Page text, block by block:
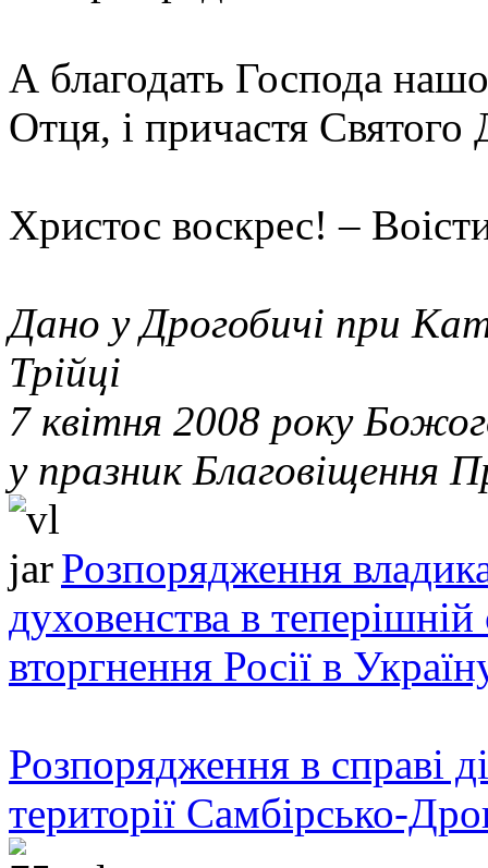
А благодать Господа
Отця, і причастя Святого
Христос воскрес! –
Дано у Дрогобичі при
Трійці
7 квітня 2008 року
у празник Благовіщення
Розпорядження
духовенства в теперішній
вторгнення Росії в
Розпорядження в справі
території Самбірсько-